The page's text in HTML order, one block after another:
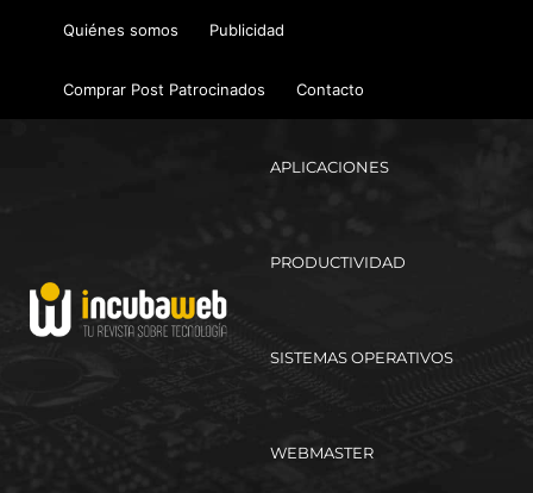
Quiénes somos Publicidad
Comprar Post Patrocinados Contacto
APLICACIONES
PRODUCTIVIDAD
SISTEMAS OPERATIVOS
WEBMASTER